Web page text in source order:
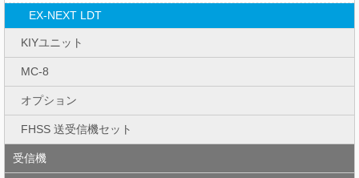
EX-NEXT LDT
KIYユニット
MC-8
オプション
FHSS 送受信機セット
受信機